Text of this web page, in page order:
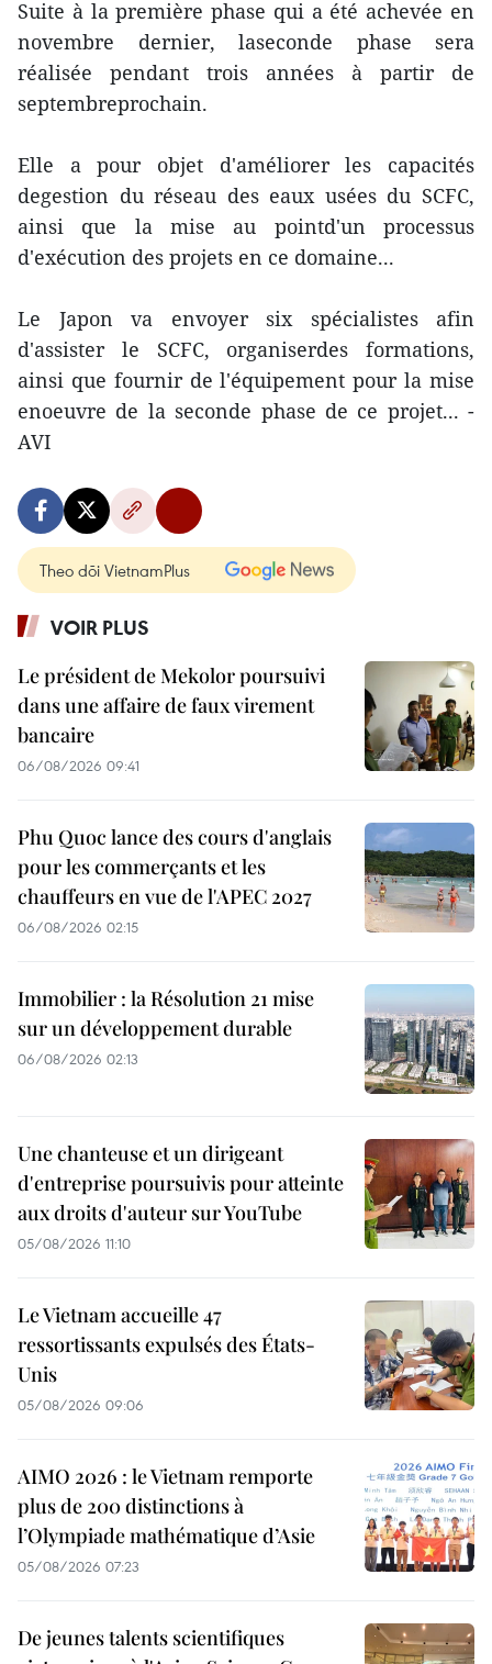
Suite à la première phase qui a été achevée en
novembre dernier, laseconde phase sera
réalisée pendant trois années à partir de
septembreprochain.
Elle a pour objet d'améliorer les capacités
degestion du réseau des eaux usées du SCFC,
ainsi que la mise au pointd'un processus
d'exécution des projets en ce domaine...
Le Japon va envoyer six spécialistes afin
d'assister le SCFC, organiserdes formations,
ainsi que fournir de l'équipement pour la mise
enoeuvre de la seconde phase de ce projet... -
AVI
Theo dõi VietnamPlus
VOIR PLUS
Le président de Mekolor poursuivi
dans une affaire de faux virement
bancaire
06/08/2026 09:41
Phu Quoc lance des cours d'anglais
pour les commerçants et les
chauffeurs en vue de l'APEC 2027
06/08/2026 02:15
Immobilier : la Résolution 21 mise
sur un développement durable
06/08/2026 02:13
Une chanteuse et un dirigeant
d'entreprise poursuivis pour atteinte
aux droits d'auteur sur YouTube
05/08/2026 11:10
Le Vietnam accueille 47
ressortissants expulsés des États-
Unis
05/08/2026 09:06
AIMO 2026 : le Vietnam remporte
plus de 200 distinctions à
l’Olympiade mathématique d’Asie
05/08/2026 07:23
De jeunes talents scientifiques